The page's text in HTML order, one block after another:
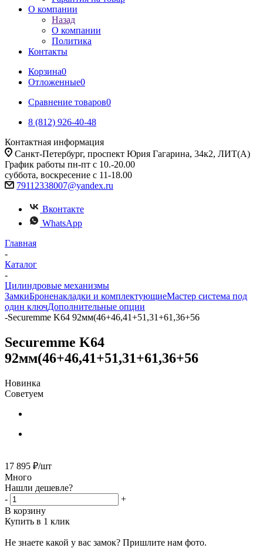
О компании
Назад
О компании
Политика
Контакты
Корзина0
Отложенные0
Сравнение товаров0
8 (812) 926-40-48
Контактная информация
Санкт-Петербург, проспект Юрия Гагарина, 34к2, ЛИТ(А)
График работы пн-пт с 10.-20.00
суббота, воскресение с 11-18.00
79112338007@yandex.ru
Вконтакте
WhatsApp
Главная
-
Каталог
-
Цилиндровые механизмы
ЗамкиБроненакладки и комплектующиеМастер система под
один ключДополнительные опции
-Securemme K64 92мм(46+46,41+51,31+61,36+56
Securemme K64
92мм(46+46,41+51,31+61,36+56
Новинка
Советуем
17 895 ₽/шт
Много
Нашли дешевле?
-
+
В корзину
Купить в 1 клик
Не знаете какой у вас замок? Пришлите нам фото.